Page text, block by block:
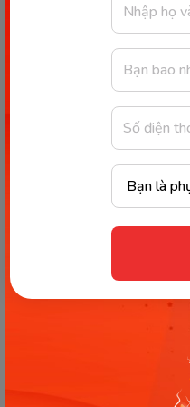
ones. (119 words)
Mark the
chuyển mình giữa
(to) exchange